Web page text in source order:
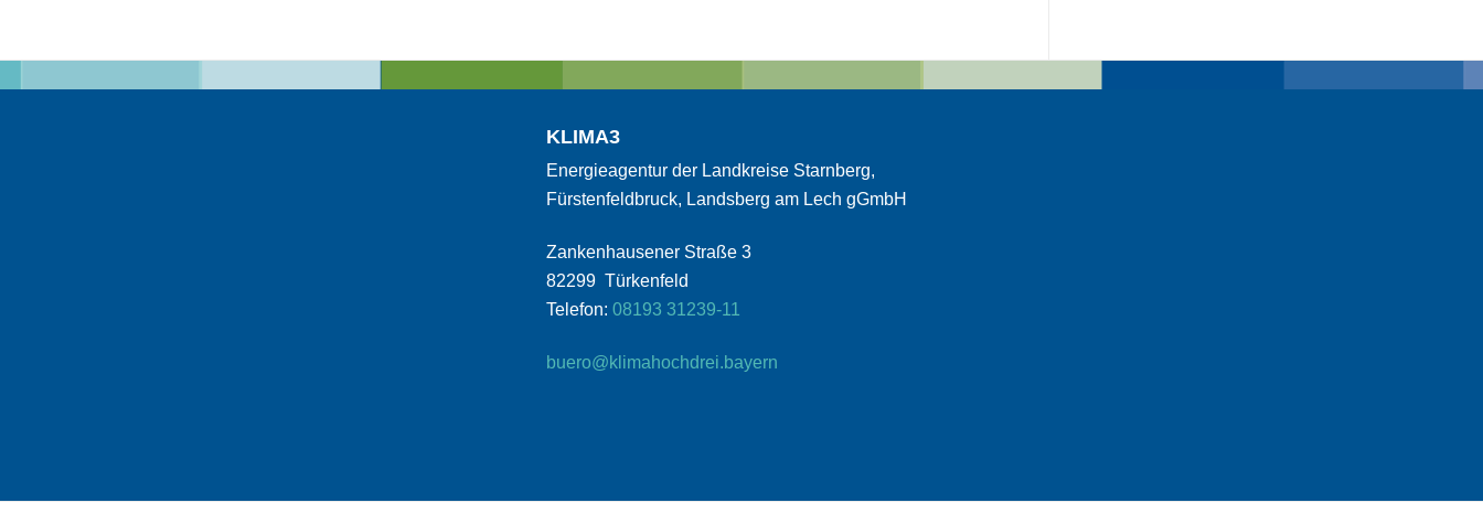
KLIMA3
Energieagentur der Landkreise Starnberg,
Fürstenfeldbruck, Landsberg am Lech gGmbH
Zankenhausener Straße 3
82299 Türkenfeld
Telefon: 08193 31239-11
buero@klimahochdrei.bayern